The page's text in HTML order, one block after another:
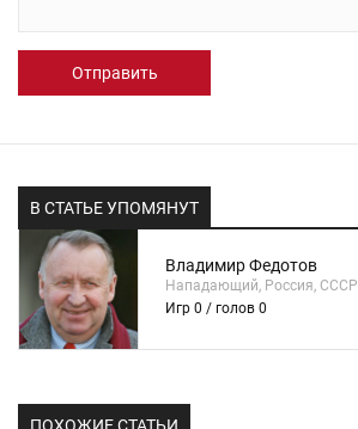
Отправить
В СТАТЬЕ УПОМЯНУТ
Владимир Федотов
Нападающий, Россия, СССР
Игр 0 / голов 0
ПОХОЖИЕ СТАТЬИ